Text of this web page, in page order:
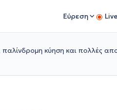
Εύρεση
κύηση και πολλές